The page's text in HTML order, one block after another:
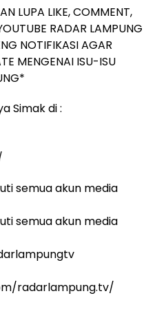
LUPA LIKE, COMMENT,
RADAR LAMPUNG
NOTIFIKASI AGAR
MENGENAI ISU-ISU
Simak di :
semua akun media
semua akun media
radarlampung.tv/